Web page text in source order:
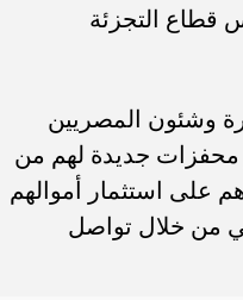
قطاع التجزئة
وشئون المصريين
محفزات جديدة لهم من
على استثمار أموالهم
من خلال تواصل